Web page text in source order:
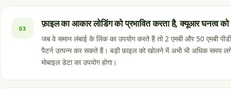
03 फ़ाइल का आकार लोडिंग को प्रभावित करता है, क्यूआर घनत्व को
जब वे समान लंबाई के लिंक का उपयोग करते हैं तो 2 एमबी और 50 एमबी
पैटर्न उत्पन्न कर सकते हैं। बड़ी फ़ाइल को खोलने में अभी भी अधिक समय
मोबाइल डेटा का उपयोग होगा।